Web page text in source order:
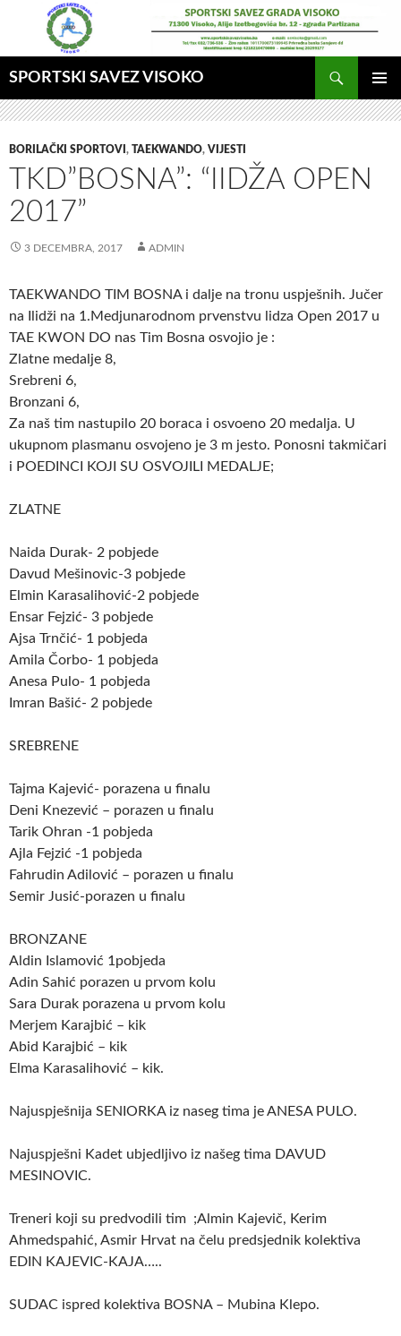
SPORTSKI SAVEZ VISOKO
GLAVNI
MENI
BORILAČKI SPORTOVI , TAEKWANDO, VIJESTI
TKD”BOSNA”: “IIDŽA OPEN
2017”
3 DECEMBRA, 2017 ADMIN
TAEKWANDO TIM BOSNA i dalje na tronu uspješnih. Jučer
na Ilidži na 1.Medjunarodnom prvenstvu lidza Open 2017 u
TAE KWON DO nas Tim Bosna osvojio je :
Zlatne medalje 8,
Srebreni 6,
Bronzani 6,
Za naš tim nastupilo 20 boraca i osvoeno 20 medalja. U
ukupnom plasmanu osvojeno je 3 m jesto. Ponosni takmičari
i POEDINCI KOJI SU OSVOJILI MEDALJE;
ZLATNE
Naida Durak- 2 pobjede
Davud Mešinovic-3 pobjede
Elmin Karasalihović-2 pobjede
Ensar Fejzić- 3 pobjede
Ajsa Trnčić- 1 pobjeda
Amila Čorbo- 1 pobjeda
Anesa Pulo- 1 pobjeda
Imran Bašić- 2 pobjede
SREBRENE
Tajma Kajević- porazena u finalu
Deni Knezević – porazen u finalu
Tarik Ohran -1 pobjeda
Ajla Fejzić -1 pobjeda
Fahrudin Adilović – porazen u finalu
Semir Jusić-porazen u finalu
BRONZANE
Aldin Islamović 1pobjeda
Adin Sahić porazen u prvom kolu
Sara Durak porazena u prvom kolu
Merjem Karajbić – kik
Abid Karajbić – kik
Elma Karasalihović – kik.
Najuspješnija SENIORKA iz naseg tima je ANESA PULO.
Najuspješni Kadet ubjedljivo iz našeg tima DAVUD
MESINOVIC.
Treneri koji su predvodili tim ;Almin Kajevič, Kerim
Ahmedspahić, Asmir Hrvat na čelu predsjednik kolektiva
EDIN KAJEVIC-KAJA…..
SUDAC ispred kolektiva BOSNA – Mubina Klepo.